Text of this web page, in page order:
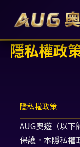
要 隱私權政
隱私權政策
AUG奧遊（以下
保護。本隱私權